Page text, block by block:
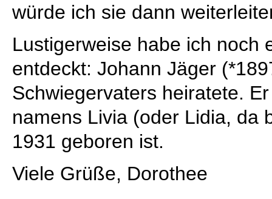
würde ich sie dann
Lustigerweise habe ich noch
entdeckt: Johann Jäger
Schwiegervaters heiratete.
namens Livia (oder Lidia, da
1931 geboren ist.
Viele Grüße, Dorothee